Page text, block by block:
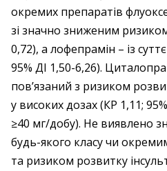
окремих препаратів
зі значно зниженим
0,72), а лофепрамін – із
95% ДІ 1,50-6,26).
пов’язаний з ризиком
у високих дозах (КР 1,11;
≥40 мг/добу). Не виявлено
будь-якого класу чи
та ризиком розвитку